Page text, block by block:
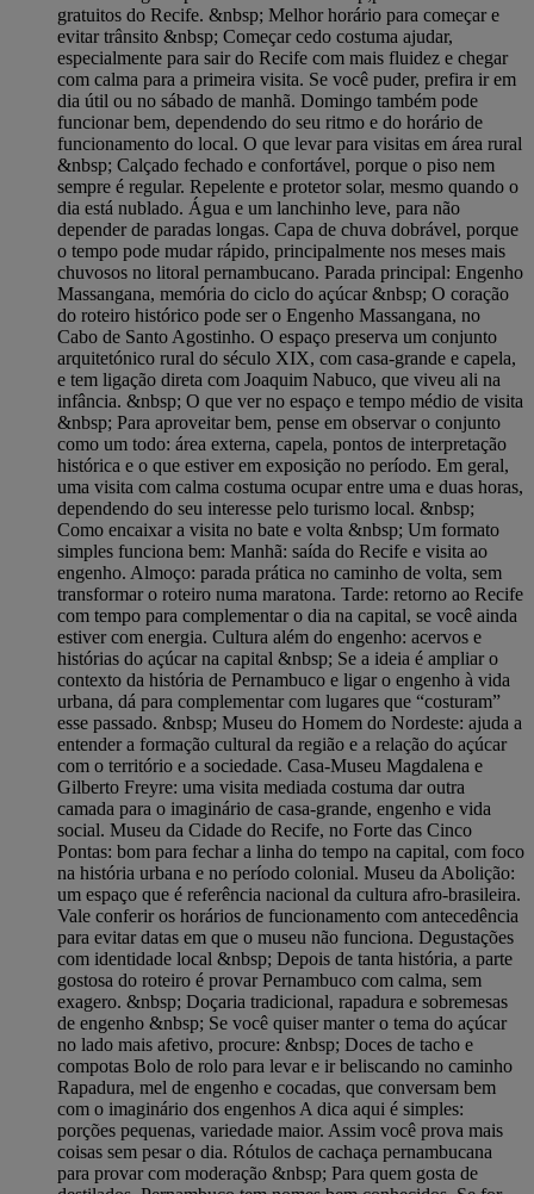
gratuitos do Recife. &nbsp; Melhor horário para começar e
evitar trânsito &nbsp; Começar cedo costuma ajudar,
especialmente para sair do Recife com mais fluidez e chegar
com calma para a primeira visita. Se você puder, prefira ir em
dia útil ou no sábado de manhã. Domingo também pode
funcionar bem, dependendo do seu ritmo e do horário de
funcionamento do local. O que levar para visitas em área rural
&nbsp; Calçado fechado e confortável, porque o piso nem
sempre é regular. Repelente e protetor solar, mesmo quando o
dia está nublado. Água e um lanchinho leve, para não
depender de paradas longas. Capa de chuva dobrável, porque
o tempo pode mudar rápido, principalmente nos meses mais
chuvosos no litoral pernambucano. Parada principal: Engenho
Massangana, memória do ciclo do açúcar &nbsp; O coração
do roteiro histórico pode ser o Engenho Massangana, no
Cabo de Santo Agostinho. O espaço preserva um conjunto
arquitetónico rural do século XIX, com casa-grande e capela,
e tem ligação direta com Joaquim Nabuco, que viveu ali na
infância. &nbsp; O que ver no espaço e tempo médio de visita
&nbsp; Para aproveitar bem, pense em observar o conjunto
como um todo: área externa, capela, pontos de interpretação
histórica e o que estiver em exposição no período. Em geral,
uma visita com calma costuma ocupar entre uma e duas horas,
dependendo do seu interesse pelo turismo local. &nbsp;
Como encaixar a visita no bate e volta &nbsp; Um formato
simples funciona bem: Manhã: saída do Recife e visita ao
engenho. Almoço: parada prática no caminho de volta, sem
transformar o roteiro numa maratona. Tarde: retorno ao Recife
com tempo para complementar o dia na capital, se você ainda
estiver com energia. Cultura além do engenho: acervos e
histórias do açúcar na capital &nbsp; Se a ideia é ampliar o
contexto da história de Pernambuco e ligar o engenho à vida
urbana, dá para complementar com lugares que “costuram”
esse passado. &nbsp; Museu do Homem do Nordeste: ajuda a
entender a formação cultural da região e a relação do açúcar
com o território e a sociedade. Casa-Museu Magdalena e
Gilberto Freyre: uma visita mediada costuma dar outra
camada para o imaginário de casa-grande, engenho e vida
social. Museu da Cidade do Recife, no Forte das Cinco
Pontas: bom para fechar a linha do tempo na capital, com foco
na história urbana e no período colonial. Museu da Abolição:
um espaço que é referência nacional da cultura afro-brasileira.
Vale conferir os horários de funcionamento com antecedência
para evitar datas em que o museu não funciona. Degustações
com identidade local &nbsp; Depois de tanta história, a parte
gostosa do roteiro é provar Pernambuco com calma, sem
exagero. &nbsp; Doçaria tradicional, rapadura e sobremesas
de engenho &nbsp; Se você quiser manter o tema do açúcar
no lado mais afetivo, procure: &nbsp; Doces de tacho e
compotas Bolo de rolo para levar e ir beliscando no caminho
Rapadura, mel de engenho e cocadas, que conversam bem
com o imaginário dos engenhos A dica aqui é simples:
porções pequenas, variedade maior. Assim você prova mais
coisas sem pesar o dia. Rótulos de cachaça pernambucana
para provar com moderação &nbsp; Para quem gosta de